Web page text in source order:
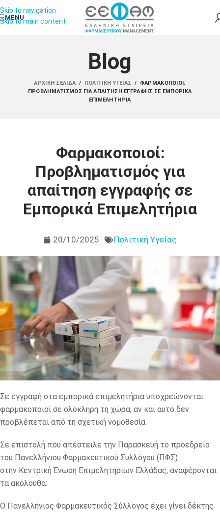
Skip to navigation
Skip to main content
MENU
Blog
ΑΡΧΙΚΉ ΣΕΛΊΔΑ / ΠΟΛΙΤΙΚΉ ΥΓΕΊΑΣ /
ΦΑΡΜΑΚΟΠΟΙΟΊ:
ΠΡΟΒΛΗΜΑΤΙΣΜΌΣ ΓΙΑ ΑΠΑΊΤΗΣΗ ΕΓΓΡΑΦΉΣ ΣΕ ΕΜΠΟΡΙΚΆ
ΕΠΙΜΕΛΗΤΉΡΙΑ
Φαρμακοποιοί:
Προβληματισμός για
απαίτηση εγγραφής σε
Εμπορικά Επιμελητήρια
20/10/2025 Πολιτική Υγείας
Σε εγγραφή στα εμπορικά επιμελητήρια υποχρεώνονται
φαρμακοποιοί σε ολόκληρη τη χώρα, αν και αυτό δεν
προβλέπεται από τη σχετική νομοθεσία.
Σε επιστολή που απέστειλε την Παρασκευή το προεδρείο
του Πανελλήνιου Φαρμακευτικού Συλλόγου (ΠΦΣ)
στην Κεντρική Ένωση Επιμελητηρίων Ελλάδας, αναφέρονται
τα ακόλουθα:
Ο Πανελλήνιος Φαρμακευτικός Σύλλογος έχει γίνει δέκτης